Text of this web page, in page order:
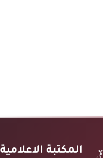
المكتبة الاعلامية